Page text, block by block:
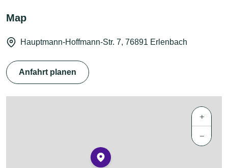
Map
Hauptmann-Hoffmann-Str. 7, 76891 Erlenbach
Anfahrt planen
+
−